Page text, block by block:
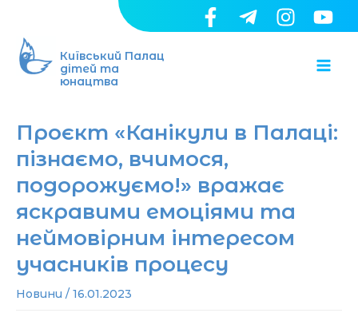
вмісту
Київський Палац
дітей та
юнацтва
Проєкт «Канікули в Палаці:
пізнаємо, вчимося,
подорожуємо!» вражає
яскравими емоціями та
неймовірним інтересом
учасників процесу
Новини / 16.01.2023